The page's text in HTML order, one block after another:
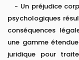
- Un préjudice
psychologiques
conséquences
une gamme
juridique pour